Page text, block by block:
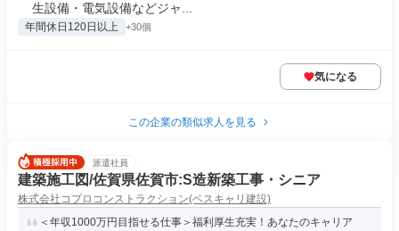
生設備・電気設備などジャ...
年間休日120日以上 +30個
気になる
この企業の類似求人を見る
派遣社員
建築施工図/佐賀県佐賀市:S造新築工事・シニア
株式会社コプロコンストラクション(ベスキャリ建設)
＜年収1000万円目指せる仕事＞福利厚生充実！あなたのキャリア